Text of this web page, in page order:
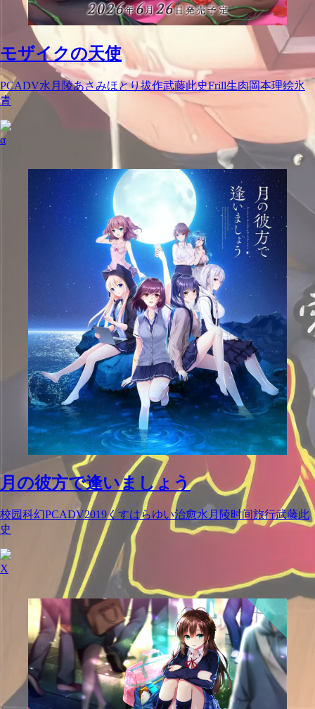
月の彼方で逢いましょう
校园科幻PCADV2019くすはらゆい治愈水月陵时间旅行武藤此
史
X
モザイクの天使
PCADV水月陵あさみほとり拔作武藤此史Frill生肉岡本理絵氷
青
α